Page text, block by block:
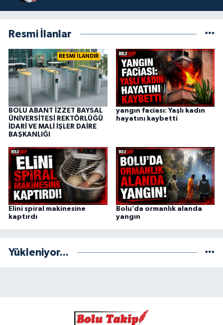
Resmi İlanlar
RESMİ İLANDIR
BOLU ABANT İZZET BAYSAL
ÜNİVERSİTESİ REKTÖRLÜĞÜ
İDARİ VE MALİ İŞLER DAİRE
BAŞKANLIĞI
yangın faciası: Yaşlı kadın
hayatını kaybetti
Elini spiral makinesine
kaptırdı
Bolu’da ormanlık alanda
yangın
Yükleniyor...